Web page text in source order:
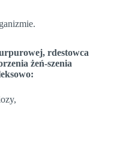
rdestowca
żeń-szenia